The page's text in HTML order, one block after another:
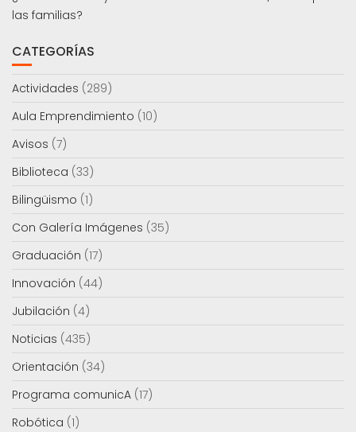
las familias?
CATEGORÍAS
Actividades (289)
Aula Emprendimiento (10)
Avisos (7)
Biblioteca (33)
Bilingüismo (1)
Con Galería Imágenes (35)
Graduación (17)
Innovación (44)
Jubilación (4)
Noticias (435)
Orientación (34)
Programa comunicA (17)
Robótica (1)